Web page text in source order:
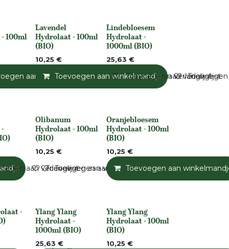
Toevoegen aan verlanglijst
100ml
aan winkelmandje Toevoegen aan verlanglijst
None
Lavendel
Hydrolaat - 100ml
(BIO)
10,25 €
Toevoegen aan winkelmandje
Niet op voorraad
Lindebloesem
Hydrolaat -
1000ml (BIO)
25,63 €
Toevoegen aan verlanglijst
Toevoegen aan verlanglijst
aan verlanglijst
Niet op voorraad
Olibanum
Hydrolaat - 100ml
(BIO)
10,25 €
Toevoegen aan verlanglijst
None
Oranjebloesem
Hydrolaat - 100ml
(BIO)
10,25 €
Toevoegen aan
- None
Ylang Ylang
Hydrolaat -
1000ml (BIO)
25,63 €
None
Ylang Ylang
Hydrolaat - 100ml
(BIO)
10,25 €